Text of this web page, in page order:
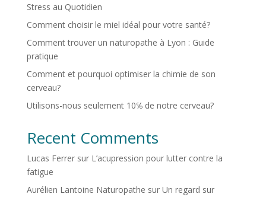
Stress au Quotidien
Comment choisir le miel idéal pour votre santé?
Comment trouver un naturopathe à Lyon : Guide
pratique
Comment et pourquoi optimiser la chimie de son
cerveau?
Utilisons-nous seulement 10℅ de notre cerveau?
Recent Comments
Lucas Ferrersur L’acupression pour lutter contre la
fatigue
Aurélien Lantoine Naturopathe sur Un regard sur